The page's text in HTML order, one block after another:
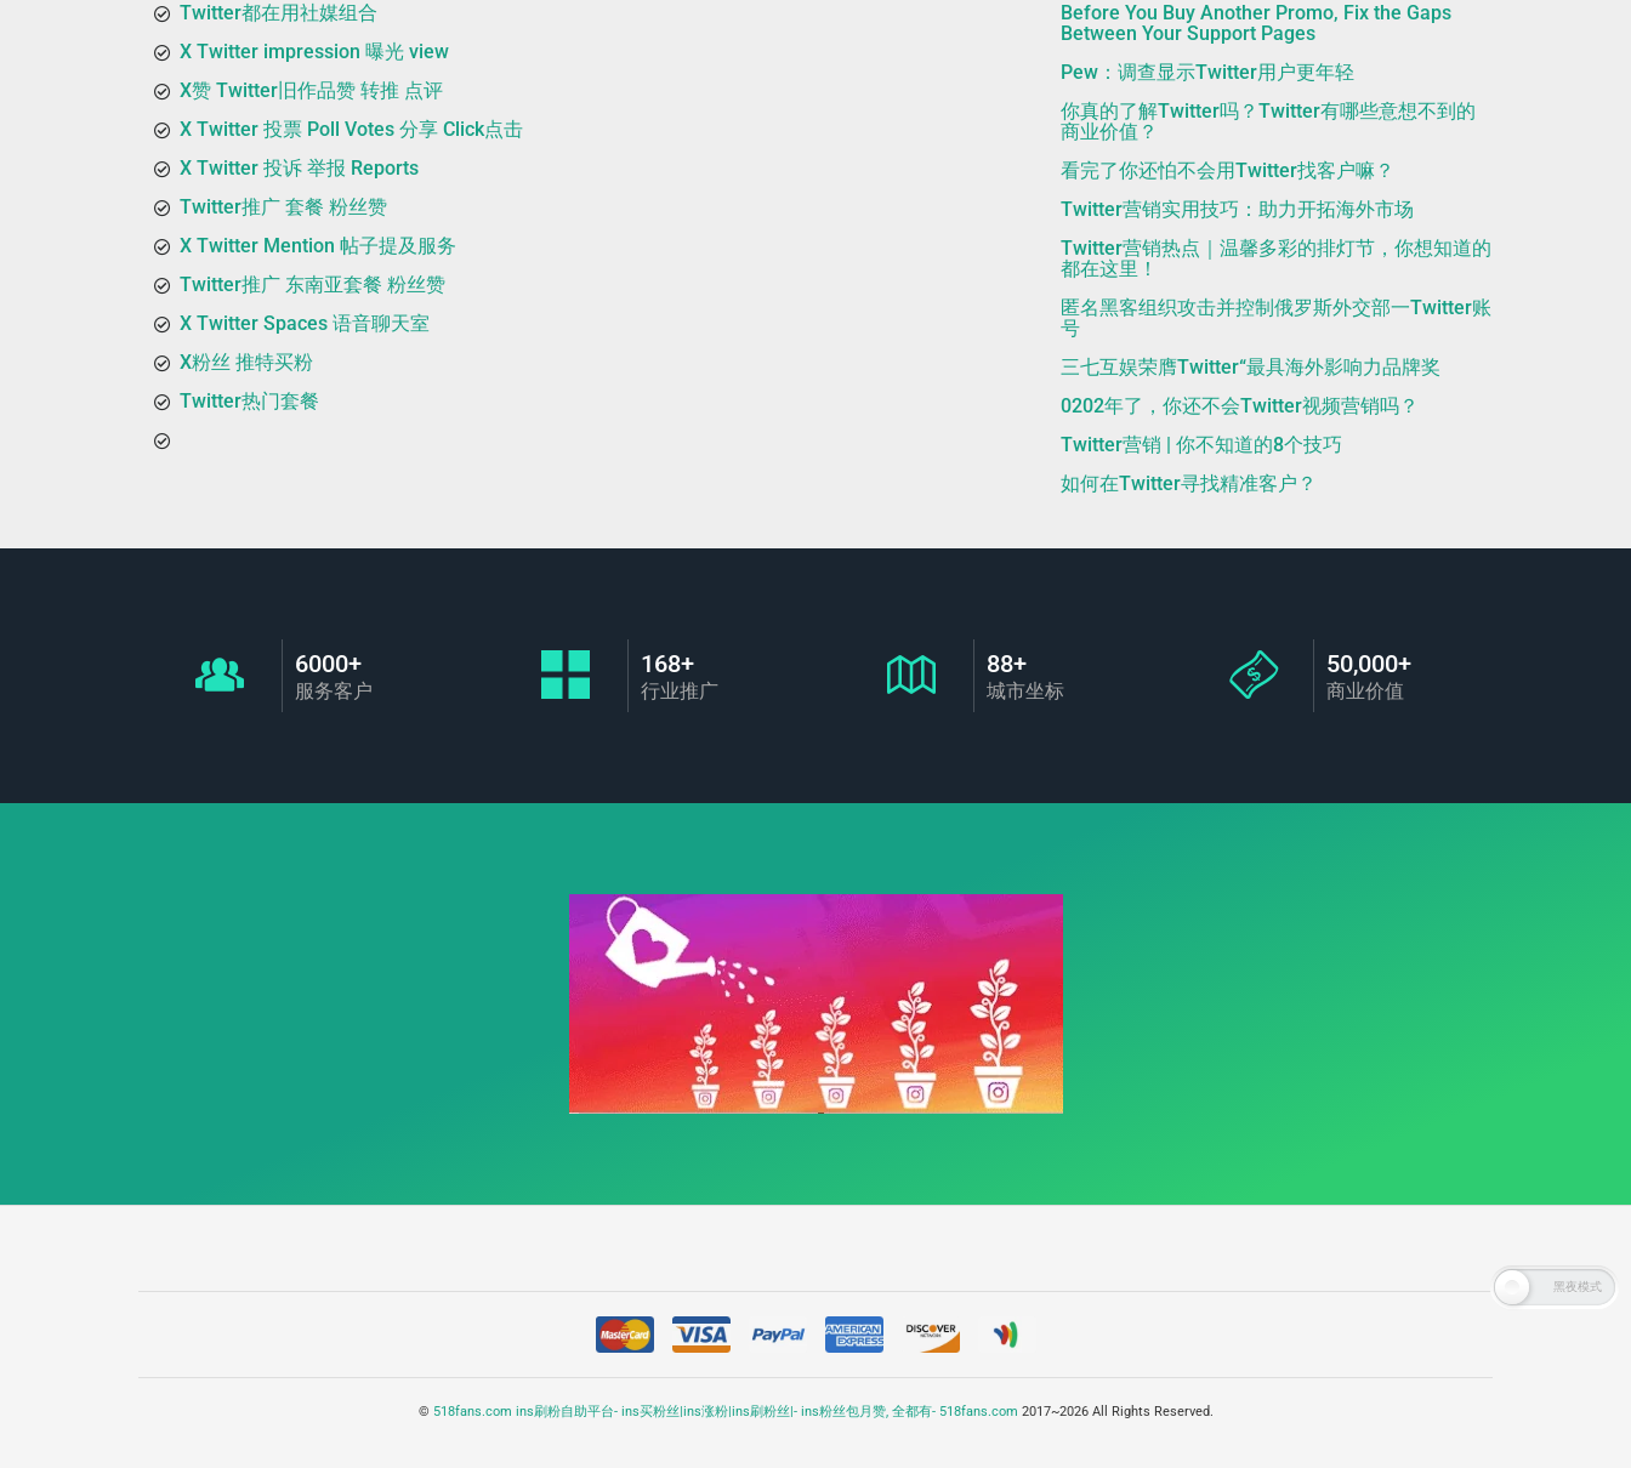
Twitter都在用社媒组合
X Twitter impression 曝光 view
X赞 Twitter旧作品赞 转推 点评
X Twitter 投票 Poll Votes 分享 Click点击
X Twitter 投诉 举报 Reports
Twitter推广 套餐 粉丝赞
X Twitter Mention 帖子提及服务
Twitter推广 东南亚套餐 粉丝赞
X Twitter Spaces 语音聊天室
X粉丝 推特买粉
Twitter热门套餐
Before You Buy Another Promo, Fix the Gaps
Between Your Support Pages
Pew：调查显示Twitter用户更年轻
你真的了解Twitter吗？Twitter有哪些意想不到的
商业价值？
看完了你还怕不会用Twitter找客户嘛？
Twitter营销实用技巧：助力开拓海外市场
Twitter营销热点｜温馨多彩的排灯节，你想知道的
都在这里！
匿名黑客组织攻击并控制俄罗斯外交部一Twitter账
号
三七互娱荣膺Twitter“最具海外影响力品牌奖
0202年了，你还不会Twitter视频营销吗？
Twitter营销 | 你不知道的8个技巧
如何在Twitter寻找精准客户？
6000+
服务客户
168+
行业推广
88+
城市坐标
50,000+
商业价值
© 518fans.com ins刷粉自助平台- ins买粉丝|ins涨粉|ins刷粉丝|- ins粉丝包月赞, 全都有- 518fans.com 2017~2026 All Rights Reserved.